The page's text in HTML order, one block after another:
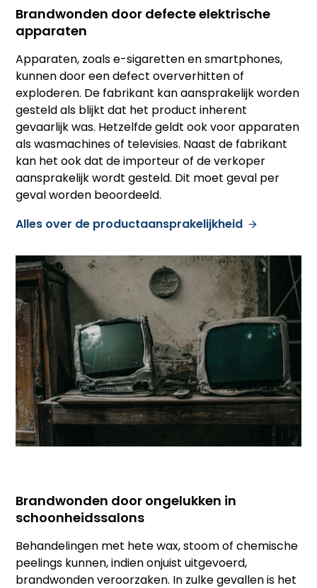
Brandwonden door defecte elektrische
apparaten
Apparaten, zoals e-sigaretten en smartphones,
kunnen door een defect oververhitten of
exploderen. De fabrikant kan aansprakelijk worden
gesteld als blijkt dat het product inherent
gevaarlijk was. Hetzelfde geldt ook voor apparaten
als wasmachines of televisies. Naast de fabrikant
kan het ook dat de importeur of de verkoper
aansprakelijk wordt gesteld. Dit moet geval per
geval worden beoordeeld.
Alles over de productaansprakelijkheid
Brandwonden door ongelukken in
schoonheidssalons
Behandelingen met hete wax, stoom of chemische
peelings kunnen, indien onjuist uitgevoerd,
brandwonden veroorzaken. In zulke gevallen is het